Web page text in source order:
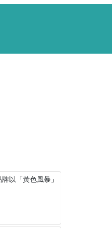
以「黃色風暴」